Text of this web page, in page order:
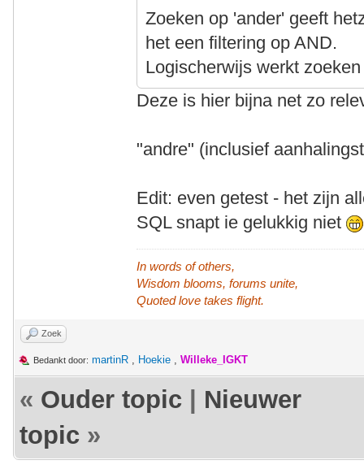
Zoeken op 'ander' geeft
het een filtering op AND.
Logischerwijs werkt
Deze is hier bijna net zo
"andre" (inclusief
Edit: even getest - het zijn
SQL snapt ie gelukkig niet
In words of others,
Wisdom blooms, forums unite,
Quoted love takes flight.
Zoek
Bedankt door: martinR , Hoekie , Willeke_IGKT
« Ouder topic
Nieuwer
topic »